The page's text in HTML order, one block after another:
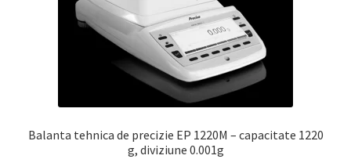
Balanta tehnica de precizie EP 1220M – capacitate 1220
g, diviziune 0.001g